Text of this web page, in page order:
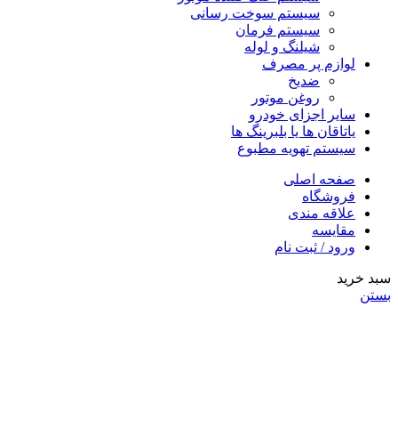
سیستم سوخت رسانی
سیستم فرمان
شیلنگ و لوله
لوازم پر مصرف
ضدیخ
روغن موتور
سایر اجزای خودرو
یاتاقان ها یا بلبرینگ ها
سیستم تهویه مطبوع
صفحه اصلی
فروشگاه
علاقه مندی
مقایسه
ورود / ثبت نام
سبد خرید
بستن